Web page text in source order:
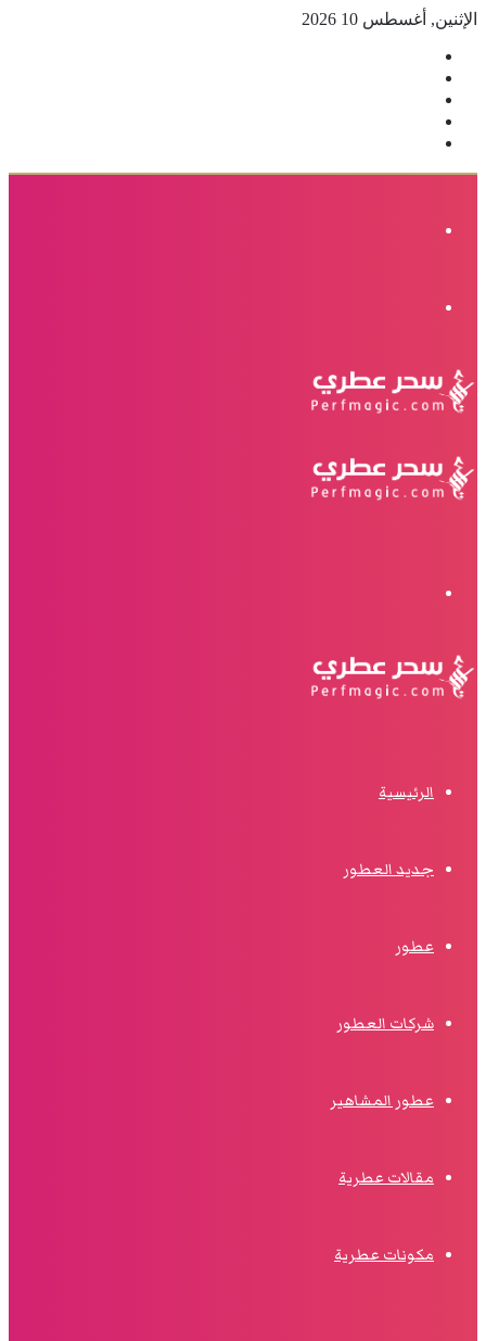
الإثنين, أغسطس 10 2026
المظلم
الرئيسية
جديد العطور
عطور
شركات العطور
عطور المشاهير
مقالات عطرية
مكونات عطرية